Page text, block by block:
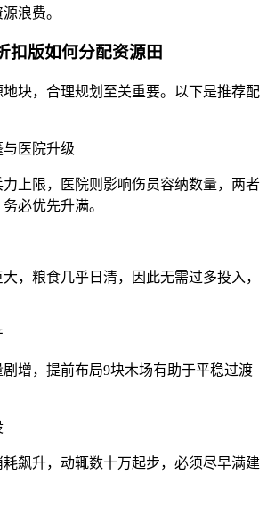
浪费。
扣版如何分配资源田
块，合理规划至关重要。以下是推荐配
医院升级
上限，医院则影响伤员容纳数量，两者
必优先升满。
，粮食几乎日清，因此无需过多投入，
增，提前布局9块木场有助于平稳过渡
耗飙升，动辄数十万起步，必须尽早满建